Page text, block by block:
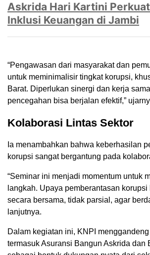
Askrida Hari Kartini
Inklusi Keuangan di Jambi
“Pengawasan dari masyarakat dan
untuk meminimalisir tingkat korupsi,
Barat. Diperlukan sinergi dan kerja
pencegahan bisa berjalan efektif,”
Kolaborasi Lintas Sektor
Ia menambahkan bahwa keberhasilan
korupsi sangat bergantung pada
“Seminar ini menjadi momentum untuk
langkah. Upaya pemberantasan
secara bersama, tidak parsial, agar
lanjutnya.
Dalam kegiatan ini, KNPI
termasuk Asuransi Bangun Askrida dan